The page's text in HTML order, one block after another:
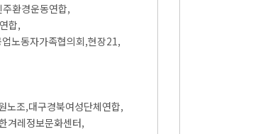
환경운동연합,
합,
노동자가족협의회,현장21,
노조,대구경북여성단체연합,
겨레정보문화센터,